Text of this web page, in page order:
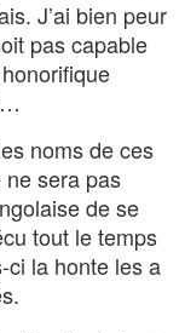
J’ai bien peur
pas capable
noms de ces
sera pas
de se
tout le temps
ci la honte les a